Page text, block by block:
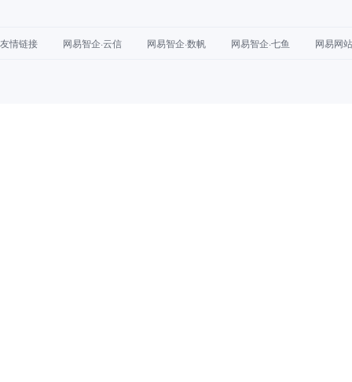
友情链接 网易智企·云信 网易智企·数帆 网易智企·七鱼 网易网